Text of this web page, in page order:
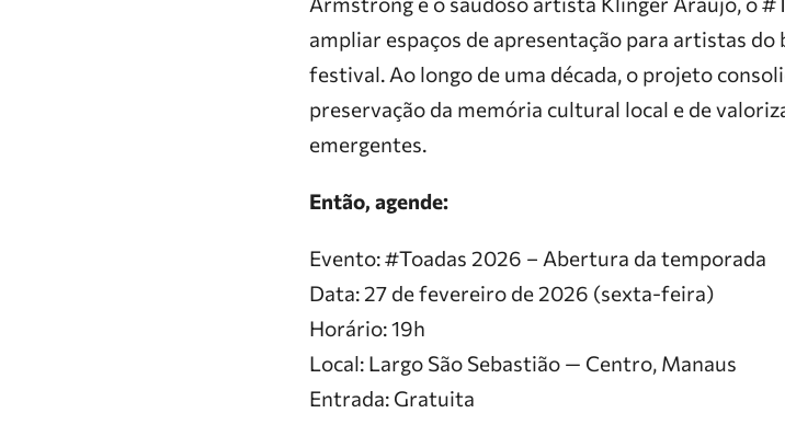
ampliar espaços de apresentação para artistas
festival. Ao longo de uma década, o projeto
preservação da memória cultural local e de
emergentes.
Então, agende:
Evento: #Toadas 2026 – Abertura da temporada
Data: 27 de fevereiro de 2026 (sexta-feira)
Horário: 19h
Local: Largo São Sebastião — Centro, Manaus
Entrada: Gratuita